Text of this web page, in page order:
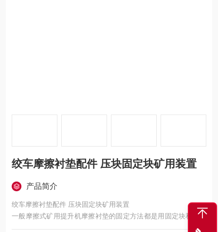
绞车摩擦衬垫配件 压块固定块矿用装置
产品简介
绞车摩擦衬垫配件 压块固定块矿用装置
一般摩擦式矿用提升机摩擦衬垫的固定方法都是用固定块和压块
来固定到滚筒。